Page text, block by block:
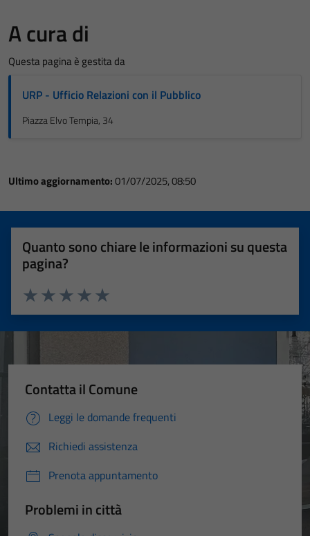
A cura di
Questa pagina è gestita da
URP - Ufficio Relazioni con il Pubblico
Piazza Elvo Tempia, 34
Ultimo aggiornamento:01/07/2025, 08:50
Quanto sono chiare le informazioni su questa
pagina?
Valuta 5 stelle su 5
Valuta 4 stelle su 5
Valuta 3 stelle su 5
Valuta 2 stelle su 5
Valuta 1 stelle su 5
Contatta il Comune
Leggi le domande frequenti
Richiedi assistenza
Prenota appuntamento
Problemi in città